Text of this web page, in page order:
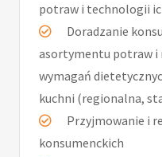
potraw i technologii
Doradzanie
asortymentu potraw i
wymagań
kuchni (regionalna,
Przyjmowanie i
konsumenckich